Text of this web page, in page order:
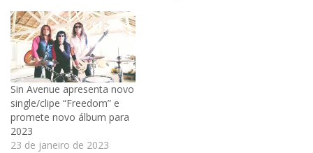
Sin Avenue apresenta novo
single/clipe “Freedom” e
promete novo álbum para
2023
23 de janeiro de 2023